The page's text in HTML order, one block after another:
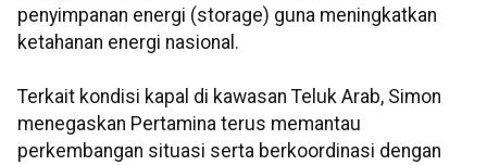
penyimpanan energi (storage) guna meningkatkan
ketahanan energi nasional.
Terkait kondisi kapal di kawasan Teluk Arab, Simon
menegaskan Pertamina terus memantau
perkembangan situasi serta berkoordinasi dengan